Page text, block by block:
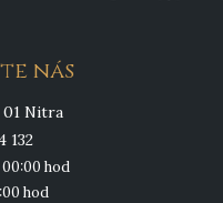
nás
01 Nitra
132
hod
hod